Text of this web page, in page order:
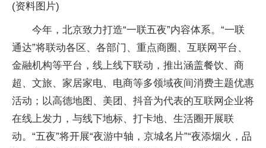
(资料图片)
今年，北京致力打造“一联五夜”内容体系。“一联
通达”将联动各区、各部门、重点商圈、互联网平台、
金融机构等平台，线上线下联动，推出涵盖餐饮、商
超、文旅、家居家电、电商等多领域夜间消费主题优惠
活动；以高德地图、美团、抖音为代表的互联网企业将
在线上发力，与线下地标、打卡地、生活圈开展联
动。“五夜”将开展“夜游中轴，京城名片”“夜添烟火，品